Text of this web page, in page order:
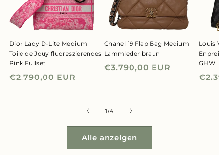
Dior Lady D-Lite Medium
Toile de Jouy fluoreszierendes
Pink Fullset
Normaler
€2.790,00 EUR
Chanel 19 Flap Bag Medium
Lammleder braun
Normaler
€3.790,00 EUR
Louis
GHW
1/von
4
Alle anzeigen